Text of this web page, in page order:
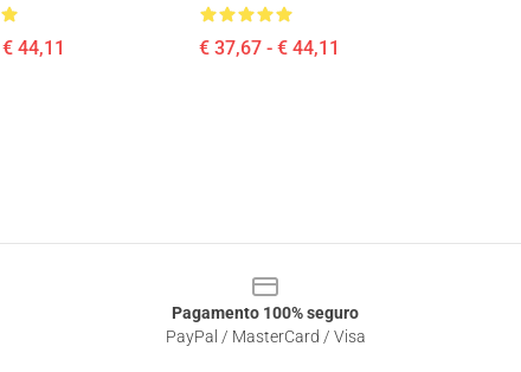
44,11 € 37,67 - € 44,11
Pagamento 100% seguro
PayPal / MasterCard / Visa